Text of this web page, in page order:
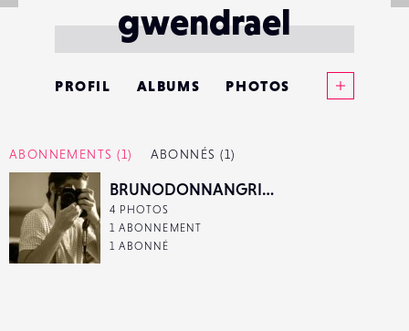
gwendrael
PROFIL ALBUMS PHOTOS
ABONNEMENTS (1) ABONNÉS (1)
BRUNODONNANGRICCHIA
4 PHOTOS
1 ABONNEMENT
1 ABONNÉ